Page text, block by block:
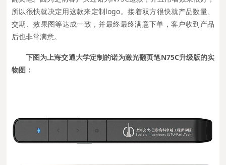
所以很快就决定用这款来定制logo。接着双方很快就产品数量、
交期、效果图等达成一致，并最终最终满意下单，客户收到产品
后也非常满意。
下图为上海交通大学定制的诺为激光翻页笔N75C升级版的实
物图：